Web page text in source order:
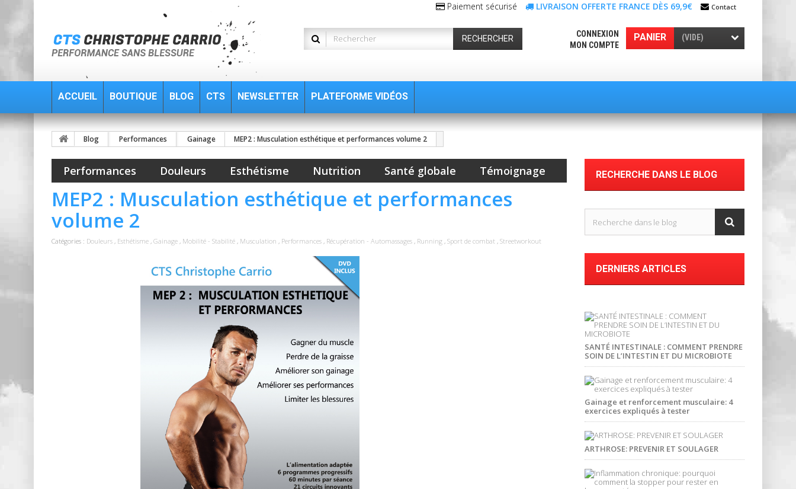
Paiement sécurisé LIVRAISON OFFERTE FRANCE DÈS 69,9€ Contact
PANIER (VIDE)
CONNEXION
MON COMPTE
RECHERCHER
ACCUEIL BOUTIQUE BLOG CTS NEWSLETTER PLATEFORME VIDÉOS
Blog Performances Gainage MEP2 : Musculation esthétique et performances volume 2
Performances Douleurs Esthétisme Nutrition Santé globale Témoignage
MEP2 : Musculation esthétique et performances
volume 2
Catégories : Douleurs , Esthétisme , Gainage , Mobilité - Stabilité , Musculation , Performances , Récupération - Automassages , Running , Sport de combat , Streetworkout
RECHERCHE DANS LE BLOG
DERNIERS ARTICLES
SANTÉ INTESTINALE : COMMENT PRENDRE
SOIN DE L’INTESTIN ET DU MICROBIOTE
Gainage et renforcement musculaire: 4
exercices expliqués à tester
ARTHROSE: PREVENIR ET SOULAGER